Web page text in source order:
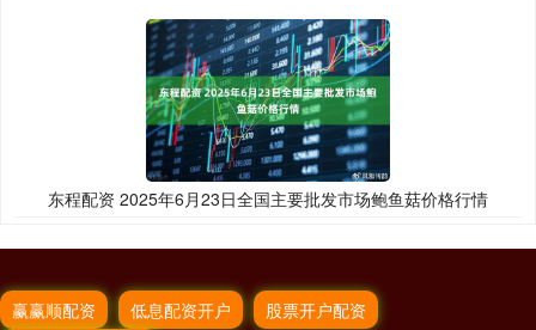
东程配资 2025年6月23日全国主要批发市场鲍鱼菇价格行情
赢赢顺配资 低息配资开户 股票开户配资